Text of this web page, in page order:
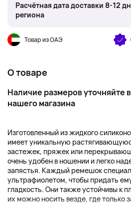
Расчётная дата доставки 8-12
региона
Товар из ОАЭ
О товаре
Наличие размеров уточняйте в
нашего магазина
Изготовленный из жидкого
имеет уникальную
застежек, пряжек или
очень удобен в ношении и легко
запястья. Каждый ремешок
ультрафиолетом, чтобы придать
гладкость. Они также устойчивы к
их можно носить везде, где только